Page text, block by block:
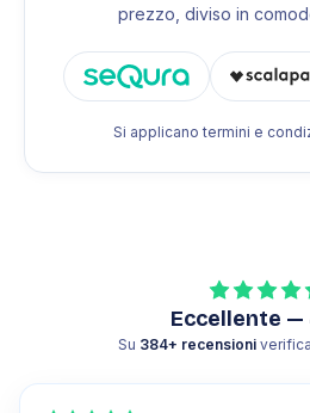
prezzo, diviso in
Si applicano termini e
Eccellente —
Su 384+ recensioni